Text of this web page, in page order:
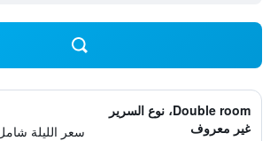
Double room، نوع السرير
غير معروف
سعر الليلة